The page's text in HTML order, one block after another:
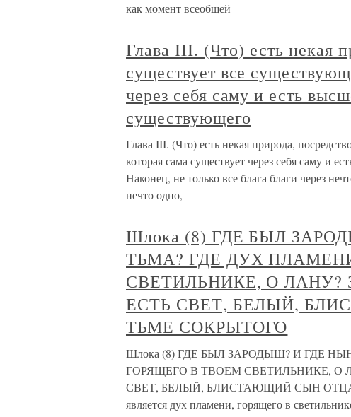
как момент всеобщей
Глава III. (Что) есть некая
существует все
через себя саму и есть
существующего
Глава III. (Что) есть некая природа,
которая сама существует через себя саму и
Наконец, не только все блага благи через
нечто одно,
Шлока (8) ГДЕ БЫЛ
ТЬМА? ГДЕ ДУХ
СВЕТИЛЬНИКЕ, О
ЕСТЬ СВЕТ, БЕЛЫЙ,
ТЬМЕ СОКРЫТОГО
Шлока (8) ГДЕ БЫЛ ЗАРОДЫШ? И ГДЕ
ГОРЯЩЕГО В ТВОЕМ СВЕТИЛЬНИКЕ, О
СВЕТ, БЕЛЫЙ, БЛИСТАЮЩИЙ СЫН
является дух пламени, горящего в